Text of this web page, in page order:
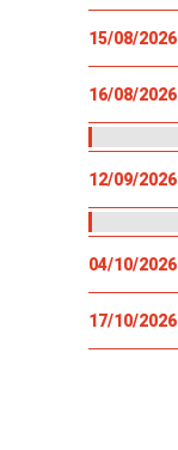
15/08/2026
16/08/2026
12/09/2026
04/10/2026
17/10/2026